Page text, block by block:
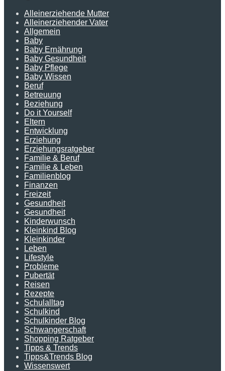
Alleinerziehende Mutter
Alleinerziehender Vater
Allgemein
Baby
Baby Ernährung
Baby Gesundheit
Baby Pflege
Baby Wissen
Beruf
Betreuung
Beziehung
Do it Yourself
Eltern
Entwicklung
Erziehung
Erziehungsratgeber
Familie & Beruf
Familie & Leben
Familienblog
Finanzen
Freizeit
Gesundheit
Gesundheit
Kinderwunsch
Kleinkind Blog
Kleinkinder
Leben
Lifestyle
Probleme
Pubertät
Reisen
Rezepte
Schulalltag
Schulkind
Schulkinder Blog
Schwangerschaft
Shopping Ratgeber
Tipps & Trends
Tipps&Trends Blog
Wissenswert